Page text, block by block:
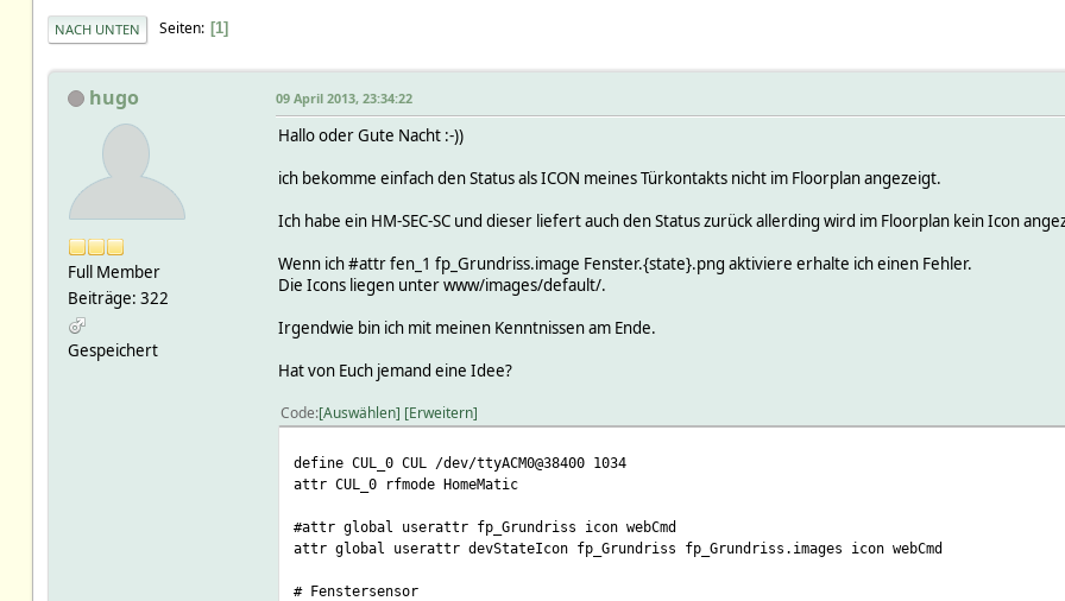
NACH UNTEN Seiten 1
hugo
Full Member
Beiträge: 322
Gespeichert
09 April 2013, 23:34:22
Hallo oder Gute Nacht :-))
ich bekomme einfach den Status als ICON meines Türkontakts nicht im Floorplan angezeigt.
Ich habe ein HM-SEC-SC und dieser liefert auch den Status zurück allerding wird im Floorplan kein Icon
Wenn ich #attr fen_1 fp_Grundriss.image Fenster.{state}.png aktiviere erhalte ich einen Fehler.
Die Icons liegen unter www/images/default/.
Irgendwie bin ich mit meinen Kenntnissen am Ende.
Hat von Euch jemand eine Idee?
Code Auswählen Erweitern
define CUL_0 CUL /dev/ttyACM0@38400 1034
attr CUL_0 rfmode HomeMatic
#attr global userattr fp_Grundriss icon webCmd
attr global userattr devStateIcon fp_Grundriss fp_Grundriss.images icon webCmd
# Fenstersensor